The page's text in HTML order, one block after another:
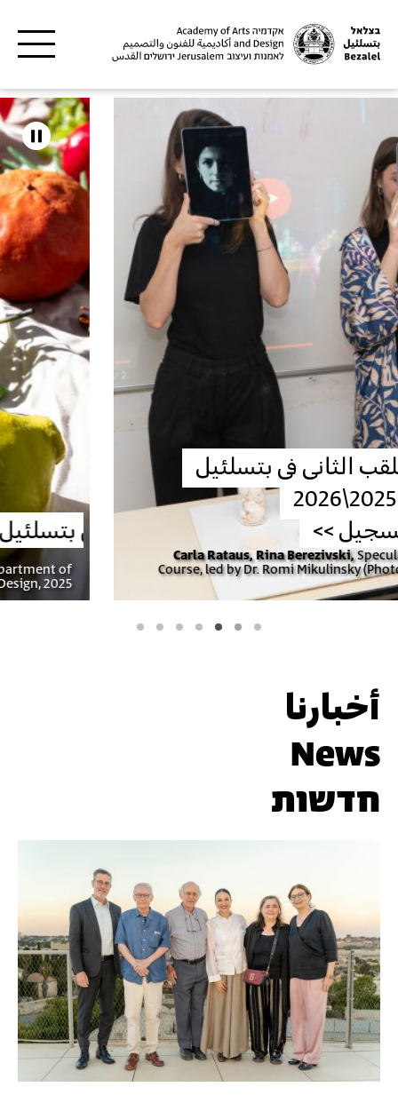
أكاديمية
بتسلئيل
للفنون
والتصميم
القدس
Tal Levin, 'Memento mori', final project, Department of
Ceramics and Glass Design, 2025
معارض خريجّي بتسلئيل 2025 >>
أخبارنا
News
חדשות